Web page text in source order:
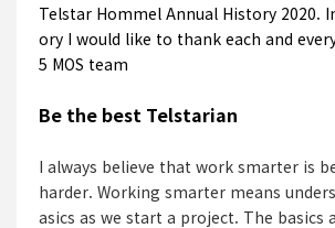
Telstar Hommel Annual History 2020.
ory I would like to thank each and
5 MOS team
Be the best Telstarian
I always believe that work smarter is
harder. Working smarter means
asics as we start a project. The